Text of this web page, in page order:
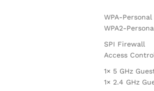
WPA-Personal
WPA2-
SPI Firewall
Access
1× 5 GHz
1× 2.4 GHz